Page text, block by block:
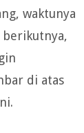
waktunya
di atas